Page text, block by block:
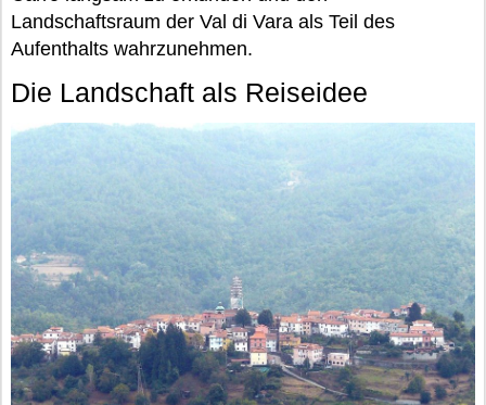
Landschaftsraum der Val di Vara als Teil des
Aufenthalts wahrzunehmen.
Die Landschaft als Reiseidee